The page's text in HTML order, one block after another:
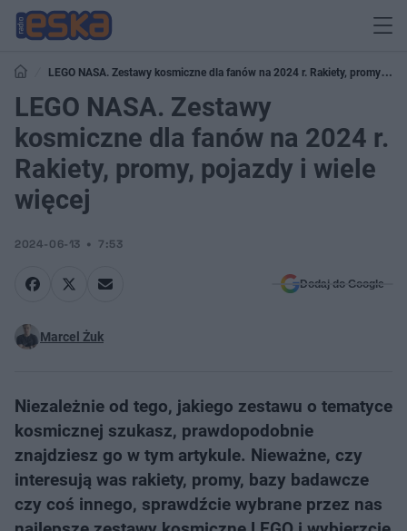
LEGO NASA. Zestawy kosmiczne dla fanów na 2024 r. Rakiety, promy,
pojazdy i wiele więcej
LEGO NASA. Zestawy
kosmiczne dla fanów na 2024 r.
Rakiety, promy, pojazdy i wiele
więcej
2024-06-13 7:53
Dodaj do Google
Marcel Żuk
Niezależnie od tego, jakiego zestawu o tematyce
kosmicznej szukasz, prawdopodobnie
znajdziesz go w tym artykule. Nieważne, czy
interesują was rakiety, promy, bazy badawcze
czy coś innego, sprawdźcie wybrane przez nas